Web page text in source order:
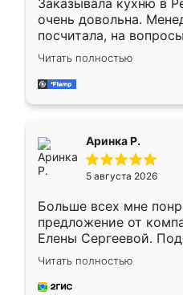
Заказывала кухню в
очень довольна.
посчитала, на
Замерщик приехал в
делу со всей
за день, ребята
Читать полностью
Аринка Р.
5 августа 2026
Больше всех мне
предложение от
Елены Сергеевой.
короткие сроки
для замера сотрудник
предложил по моему
Читать полностью